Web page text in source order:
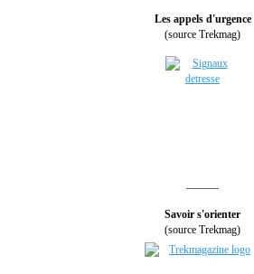
Les appels d'urgence
(source Trekmag)
Savoir s'orienter
(source Trekmag)